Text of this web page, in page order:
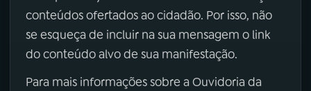
conteúdos ofertados ao cidadão. Por isso, não
se esqueça de incluir na sua mensagem o link
do conteúdo alvo de sua manifestação.
Para mais informações sobre a Ouvidoria da